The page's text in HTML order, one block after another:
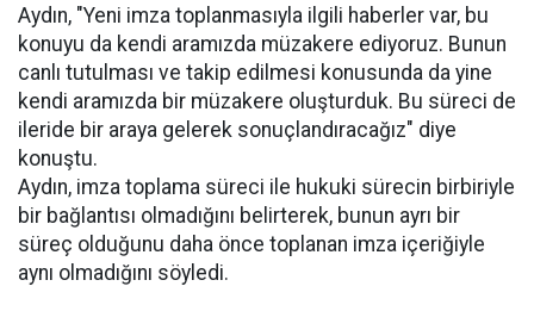
Aydın, "Yeni imza toplanmasıyla ilgili haberler var, bu
konuyu da kendi aramızda müzakere ediyoruz. Bunun
canlı tutulması ve takip edilmesi konusunda da yine
kendi aramızda bir müzakere oluşturduk. Bu süreci de
ileride bir araya gelerek sonuçlandıracağız" diye
konuştu.
Aydın, imza toplama süreci ile hukuki sürecin birbiriyle
bir bağlantısı olmadığını belirterek, bunun ayrı bir
süreç olduğunu daha önce toplanan imza içeriğiyle
aynı olmadığını söyledi.